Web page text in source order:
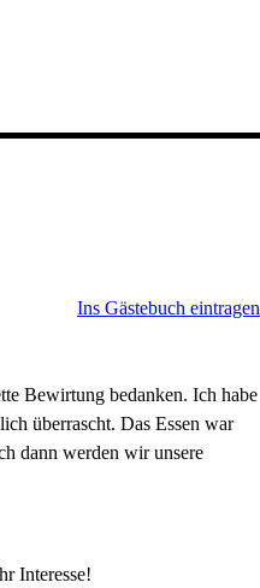
Ins Gästebuch eintragen
Bewirtung bedanken. Ich habe
überrascht. Das Essen war
dann werden wir unsere
Interesse!